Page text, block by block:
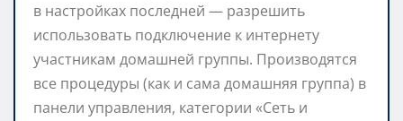
в настройках последней — разрешить
использовать подключение к интернету
участникам домашней группы. Производятся
все процедуры (как и сама домашняя группа) в
панели управления, категории «Сеть и